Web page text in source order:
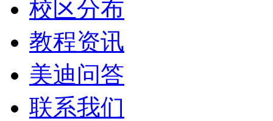
校区分布
教程资讯
美迪问答
联系我们